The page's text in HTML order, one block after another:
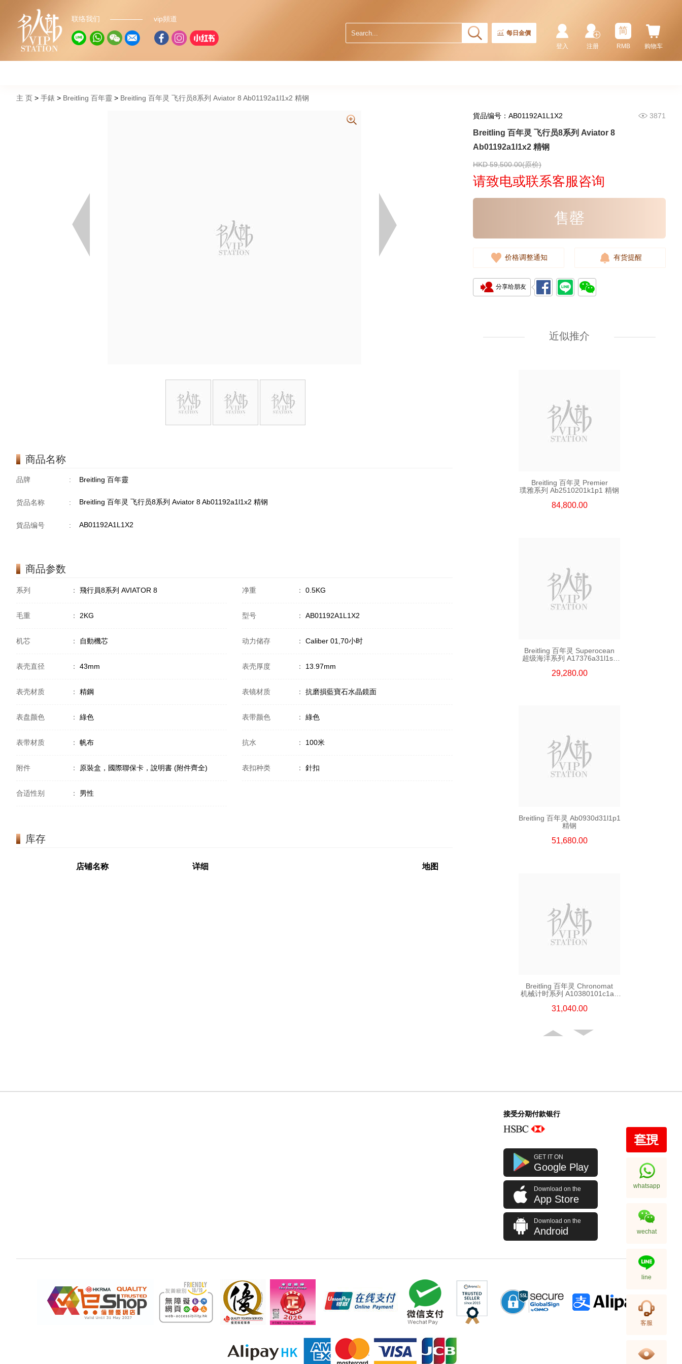
联络我们 vip頻道
每日金價
购物车
简
RMB
注册
登入
主 页 手錶 Breitling 百年靈 Breitling 百年灵 飞行员8系列 Aviator 8 Ab01192a1l1x2 精钢
商品名称
品牌 : Breitling 百年靈
货品名称 : Breitling 百年灵 飞行员8系列 Aviator 8 Ab01192a1l1x2 精钢
貨品编号 : AB01192A1L1X2
商品参数
系列 ： 飛行員8系列 AVIATOR 8 净重 ： 0.5KG
毛重 ： 2KG 型号 ： AB01192A1L1X2
机芯 ： 自動機芯 动力储存 ： Caliber 01,70小时
表壳直径 ： 43mm 表壳厚度 ： 13.97mm
表壳材质 ： 精鋼 表镜材质 ： 抗磨損藍寶石水晶鏡面
表盘颜色 ： 綠色 表带颜色 ： 綠色
表带材质 ： 帆布 抗水 ： 100米
附件 ： 原裝盒，國際聯保卡，說明書 (附件齊全) 表扣种类 ： 針扣
合适性别 ： 男性
库存
店铺名称 详细 地图
貨品编号：AB01192A1L1X2 3871
Breitling 百年灵 飞行员8系列 Aviator 8
Ab01192a1l1x2 精钢
HKD 59,500.00(原价)
请致电或联系客服咨询
售罄
价格调整通知 有货提醒
分享给朋友
近似推介
Breitling 百年灵 Chronomat
精钢
30,480.00
Breitling 百年灵 Premier
璞雅系列 Ab2510201k1p1 精钢
84,800.00
Breitling 百年灵 Superocean
超级海洋系列 A17376a31l1s1
29,280.00
Breitling 百年灵 Ab0930d31l1p1
精钢
51,680.00
Breitling 百年灵 Chronomat
机械计时系列 A10380101c1a1
31,040.00
Breitling 百年灵 Chronomat
机械计时系列 Ab0136161c1s1
精钢
57,200.00
接受分期付款银行
GET IT ON
Google Play
Download on the
App Store
Download on the
Android
whatsapp
wechat
line
客服